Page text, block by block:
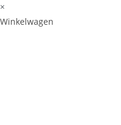
×
Winkelwagen